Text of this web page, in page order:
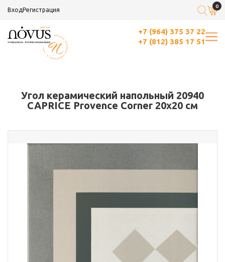
ВходРегистрация
0
+7 (964) 375 37 22
+7 (812) 385 17 51
Угол керамический напольный 20940
CAPRICE Provence Corner 20х20 см